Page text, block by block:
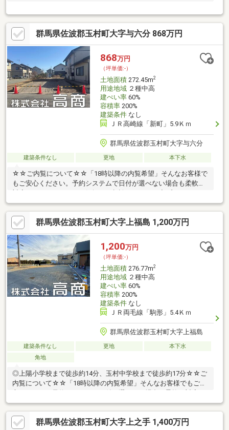
群馬県佐波郡玉村町大字与六分 868万円
868万円
（坪単価:-）
土地面積272.45m2
用途地域２種中高
建ぺい率60%
容積率200%
建築条件なし
ＪＲ高崎線「新町」5.9Ｋｍ
群馬県佐波郡玉村町大字与六分
建築条件なし 更地 本下水
☆☆ご内覧について☆☆「18時以降の内覧希望」そんなお客様で
もご安心ください。予約システムで日付が選べない場合も柔軟に
群馬県佐波郡玉村町大字上福島 1,200万円
1,200万円
（坪単価:-）
土地面積276.77m2
用途地域２種中高
建ぺい率60%
容積率200%
建築条件なし
ＪＲ両毛線「駒形」5.4Ｋｍ
群馬県佐波郡玉村町大字上福島
建築条件なし 更地
本下水
角地
◎上陽小学校まで徒歩約14分、玉村中学校まで徒歩約17分☆☆ご
内覧について☆☆「18時以降の内覧希望」そんなお客様でもご安
たします！ぜひお気軽にご相談ください。◆北側接道：4ｍ未満
の箇所は復元要す◆東側接道：4.4ｍ～5.0ｍ◆上水道加入金
183000円◆受益者負担金240円/㎡ 別途必要
群馬県佐波郡玉村町大字上之手 1,400万円